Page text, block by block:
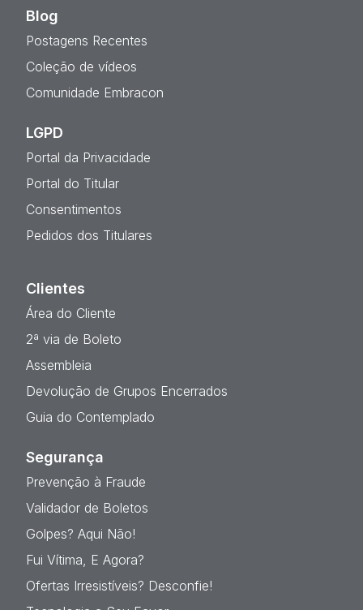
Blog
Postagens Recentes
Coleção de vídeos
Comunidade Embracon
LGPD
Portal da Privacidade
Portal do Titular
Consentimentos
Pedidos dos Titulares
Clientes
Área do Cliente
2ª via de Boleto
Assembleia
Devolução de Grupos Encerrados
Guia do Contemplado
Segurança
Prevenção à Fraude
Validador de Boletos
Golpes? Aqui Não!
Fui Vítima, E Agora?
Ofertas Irresistíveis? Desconfie!